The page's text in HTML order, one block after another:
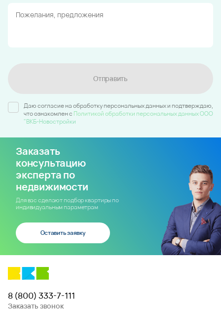
Отправить
Даю согласие на обработку персональных данных и подтверждаю,
что ознакомлен c Политикой обработки персональных данных ООО
"ВКБ-Новостройки
Заказать
консультацию
эксперта по
недвижимости
Для вас сделают подбор квартиры по
индивидуальным параметрам
Оставить заявку
8 (800) 333-7-111
Заказать звонок